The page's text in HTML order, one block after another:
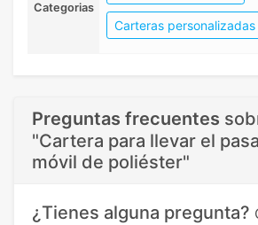
Categorias
Carteras personalizadas
Preguntas frecuentes
"Cartera para llevar el
móvil de poliéster"
¿Tienes alguna pregunta?